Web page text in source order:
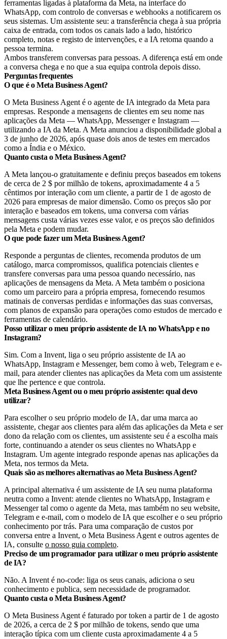
Ambos transferem conversas para pessoas. A diferença está em onde
a conversa chega e no que a sua equipa controla depois disso.
Perguntas frequentes
O que é o Meta Business Agent?
O Meta Business Agent é o agente de IA integrado da Meta para
empresas. Responde a mensagens de clientes em seu nome nas
aplicações da Meta — WhatsApp, Messenger e Instagram —
utilizando a IA da Meta. A Meta anunciou a disponibilidade global a
3 de junho de 2026, após quase dois anos de testes em mercados
como a Índia e o México.
Quanto custa o Meta Business Agent?
A Meta lançou-o gratuitamente e definiu preços baseados em tokens
de cerca de 2 $ por milhão de tokens, aproximadamente 4 a 5
cêntimos por interação com um cliente, a partir de 1 de agosto de
2026 para empresas de maior dimensão. Como os preços são por
interação e baseados em tokens, uma conversa com várias
mensagens custa várias vezes esse valor, e os preços são definidos
pela Meta e podem mudar.
O que pode fazer um Meta Business Agent?
Responde a perguntas de clientes, recomenda produtos de um
catálogo, marca compromissos, qualifica potenciais clientes e
transfere conversas para uma pessoa quando necessário, nas
aplicações de mensagens da Meta. A Meta também o posiciona
como um parceiro para a própria empresa, fornecendo resumos
matinais de conversas perdidas e informações das suas conversas,
com planos de expansão para operações como estudos de mercado e
ferramentas de calendário.
Posso utilizar o meu próprio assistente de IA no WhatsApp e no
Instagram?
Sim. Com a Invent, liga o seu próprio assistente de IA ao
WhatsApp, Instagram e Messenger, bem como à web, Telegram e e-
mail, para atender clientes nas aplicações da Meta com um assistente
que lhe pertence e que controla.
Meta Business Agent ou o meu próprio assistente: qual devo
utilizar?
Para escolher o seu próprio modelo de IA, dar uma marca ao
assistente, chegar aos clientes para além das aplicações da Meta e ser
dono da relação com os clientes, um assistente seu é a escolha mais
forte, continuando a atender os seus clientes no WhatsApp e
Instagram. Um agente integrado responde apenas nas aplicações da
Meta, nos termos da Meta.
Quais são as melhores alternativas ao Meta Business Agent?
A principal alternativa é um assistente de IA seu numa plataforma
neutra como a Invent: atende clientes no WhatsApp, Instagram e
Messenger tal como o agente da Meta, mas também no seu website,
Telegram e e-mail, com o modelo de IA que escolher e o seu próprio
conhecimento por trás. Para uma comparação de custos por
conversa entre a Invent, o Meta Business Agent e outros agentes de
IA, consulte o nosso guia completo.
Preciso de um programador para utilizar o meu próprio assistente
de IA?
Não. A Invent é no-code: liga os seus canais, adiciona o seu
conhecimento e publica, sem necessidade de programador.
Quanto custa o Meta Business Agent?
O Meta Business Agent é faturado por token a partir de 1 de agosto
de 2026, a cerca de 2 $ por milhão de tokens, sendo que uma
interação típica com um cliente custa aproximadamente 4 a 5